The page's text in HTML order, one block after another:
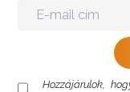
Hozzájárulok,